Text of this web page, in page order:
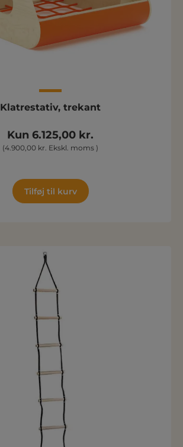
Klatrestativ, trekant
Kun 6.125,00 kr.
(4.900,00 kr. Ekskl. moms )
Tilføj til kurv